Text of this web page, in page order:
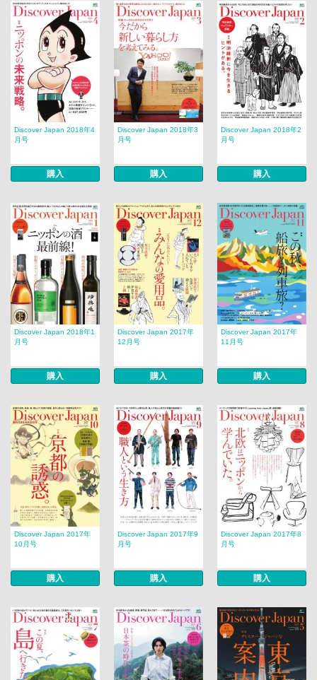
Discover Japan 2018年4
月号
購入
Discover Japan 2018年3
月号
購入
Discover Japan 2018年2
月号
購入
Discover Japan 2018年1
月号
購入
Discover Japan 2017年
12月号
購入
Discover Japan 2017年
11月号
購入
Discover Japan 2017年
10月号
購入
Discover Japan 2017年9
月号
購入
Discover Japan 2017年8
月号
購入